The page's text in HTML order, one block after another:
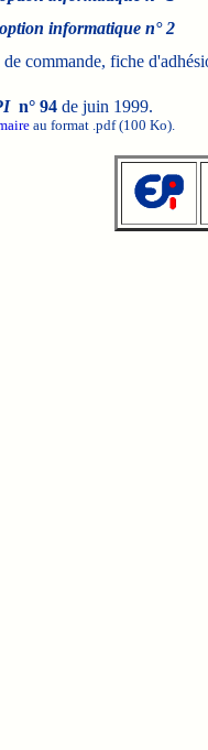
informatique n° 2
commande, fiche
n° 94de juin 1999.
au format .pdf (100 Ko).